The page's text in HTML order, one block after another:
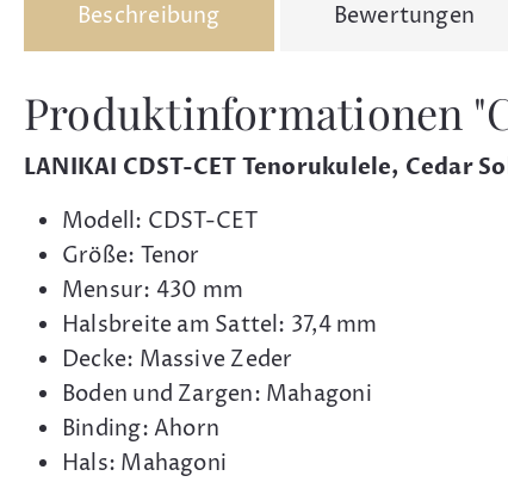
Beschreibung Bewertungen
Produktinformationen
LANIKAI CDST-CET Tenorukulele, Cedar
Modell: CDST-CET
Größe: Tenor
Mensur: 430 mm
Halsbreite am Sattel: 37,4 mm
Decke: Massive Zeder
Boden und Zargen: Mahagoni
Binding: Ahorn
Hals: Mahagoni